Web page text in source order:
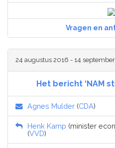
Vragen en
24 augustus 2016 - 14
Het bericht ‘NAM
Agnes Mulder (CDA)
Henk Kamp (minister
(VVD)